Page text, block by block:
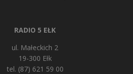
RADIO 5 EŁK
ul. Małeckich 2
19-300 Ełk
tel. (87) 621 59 00